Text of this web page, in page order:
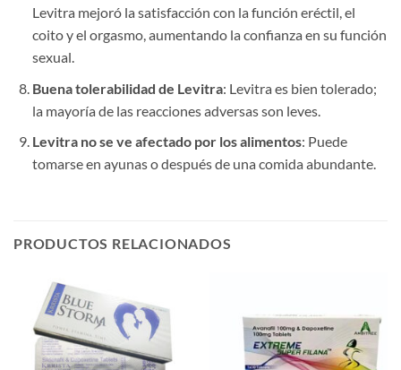
Levitra mejoró la satisfacción con la función eréctil, el
coito y el orgasmo, aumentando la confianza en su función
sexual.
Buena tolerabilidad de Levitra: Levitra es bien tolerado;
la mayoría de las reacciones adversas son leves.
Levitra no se ve afectado por los alimentos: Puede
tomarse en ayunas o después de una comida abundante.
PRODUCTOS RELACIONADOS